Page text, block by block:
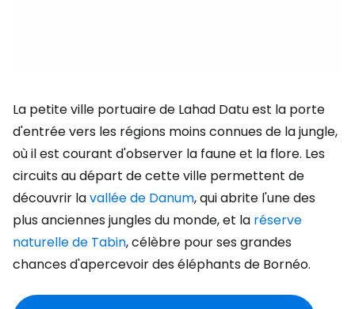
La petite ville portuaire de Lahad Datu est la porte
d'entrée vers les régions moins connues de la jungle,
où il est courant d'observer la faune et la flore. Les
circuits au départ de cette ville permettent de
découvrir lavallée de Danum, qui abrite l'une des
plus anciennes jungles du monde, et la réserve
naturelle de Tabin, célèbre pour ses grandes
chances d'apercevoir des éléphants de Bornéo.